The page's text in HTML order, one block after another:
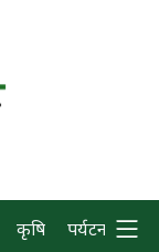
कृषि पर्यटन प्रवास